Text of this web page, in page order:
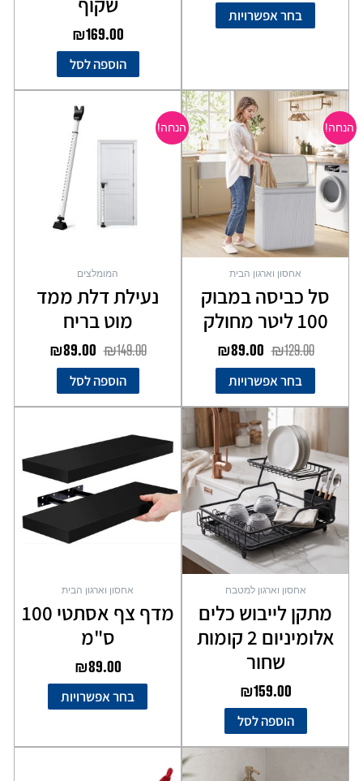
בחר אפשרויות
₪169.00
הוספה לסל
הנחה!
אחסון וארגון הבית
סל כביסה במבוק
100 ליטר מחולק
₪129.00
המחיר
המקורי
היה:
₪129.00.
₪89.00
המחיר
הנוכחי
הוא:
₪89.00.
בחר אפשרויות
למוצר
זה
יש
מספר
סוגים.
ניתן
את
האפשרויות
בעמוד
הנחה!
המומלצים
נעילת דלת ממד
מוט בריח
₪149.00
המקורי
היה:
₪149.00.
₪89.00
הוספה לסל
אחסון וארגון למטבח
מתקן לייבוש כלים
אלומיניום 2 קומות
שחור
₪159.00
הוספה לסל
אחסון וארגון הבית
מדף צף אסתטי 100
ס"מ
₪89.00
בחר אפשרויות
יש
מספר
ניתן
לבחור
את